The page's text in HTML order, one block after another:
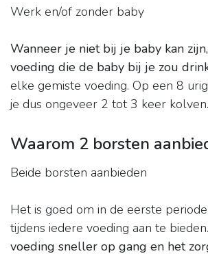
Werk en/of zonder baby
Wanneer je niet bij je baby kan
voeding die de baby bij je zou
elke gemiste voeding. Op een 8
je dus ongeveer 2 tot 3 keer kolven.
Waarom 2 borsten
Beide borsten aanbieden
Het is goed om in de eerste
tijdens iedere voeding aan te bieden.
voeding sneller op gang en het